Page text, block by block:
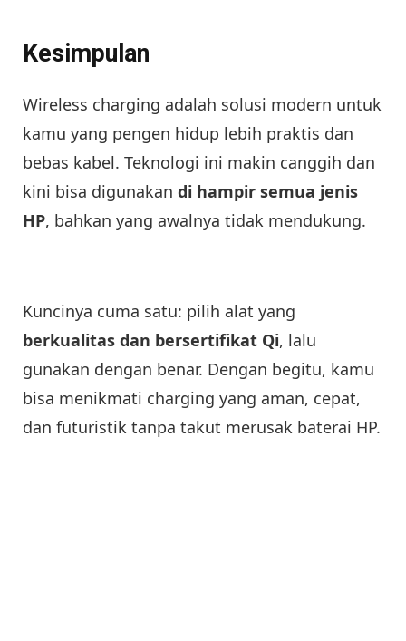
Kesimpulan
Wireless charging adalah solusi modern untuk
kamu yang pengen hidup lebih praktis dan
bebas kabel. Teknologi ini makin canggih dan
kini bisa digunakan di hampir semua jenis
HP, bahkan yang awalnya tidak mendukung.
Kuncinya cuma satu: pilih alat yang
berkualitas dan bersertifikat Qi, lalu
gunakan dengan benar. Dengan begitu, kamu
bisa menikmati charging yang aman, cepat,
dan futuristik tanpa takut merusak baterai HP.